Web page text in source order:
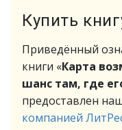
Купить
Приведённый
книги «Карта
шанс там, где
предоставлен
компанией